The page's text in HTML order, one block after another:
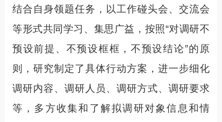
结合自身领题任务，以工作碰头会、交流会
等形式共同学习、集思广益，按照“对调研不
预设前提、不预设框框，不预设结论”的原
则，研究制定了具体行动方案，进一步细化
调研内容、调研人员、调研方式、调研要求
等，多方收集和了解拟调研对象信息和情